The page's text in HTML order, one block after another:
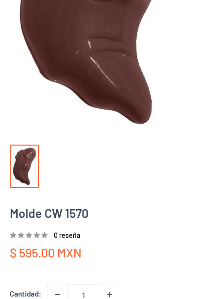
Molde CW 1570
0 reseña
Precio
$ 595.00 MXN
Cantidad: